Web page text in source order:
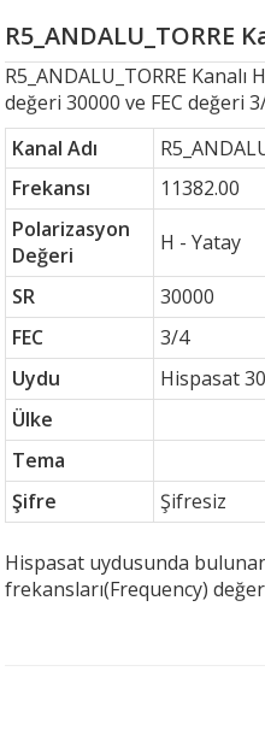
R5_ANDALU_TORRE
R5_ANDALU_TORRE Kanalı
değeri 30000 ve FEC değeri
Kanal Adı
Frekansı
11382.00
Polarizasyon
Değeri
H - Yatay
SR
30000
FEC
3/4
Uydu
Hispasat
Ülke
Tema
Şifre
Şifresiz
Hispasat uydusunda bulunan
frekansları(Frequency)